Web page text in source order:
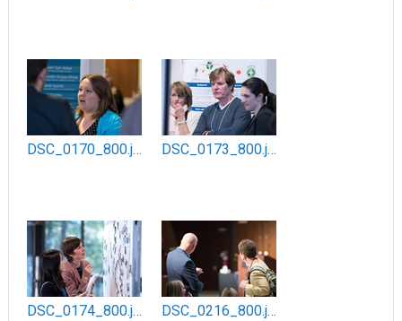
DSC_0170_800.jpg DSC_0173_800.jpg
DSC_0174_800.jpg DSC_0216_800.jpg